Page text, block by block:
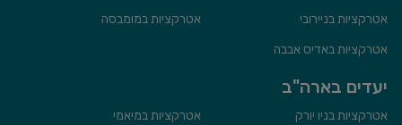
אטרקציות בניירובי
אטרקציות במומבסה
אטרקציות באדיס אבבה
יעדים בארה"ב
אטרקציות בניו יורק
אטרקציות במיאמי